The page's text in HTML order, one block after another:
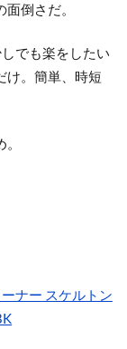
倒さだ。
でも楽をしたい
。 簡単、時短
ナー スケルトン